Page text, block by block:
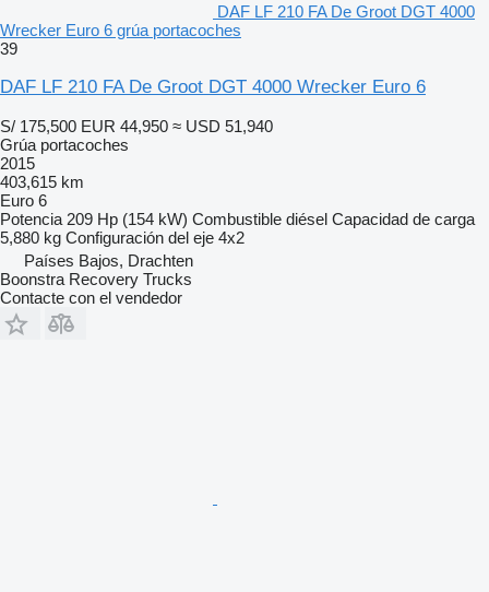
DAF LF 210 FA De Groot DGT 4000
Wrecker Euro 6 grúa portacoches
39
DAF LF 210 FA De Groot DGT 4000 Wrecker Euro 6
S/ 175,500 EUR 44,950 ≈ USD 51,940
Grúa portacoches
2015
403,615 km
Euro 6
Potencia 209 Hp (154 kW) Combustible diésel Capacidad de carga
5,880 kg Configuración del eje 4x2
Países Bajos, Drachten
Boonstra Recovery Trucks
Contacte con el vendedor